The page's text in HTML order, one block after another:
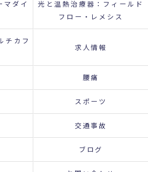
マダイ
光と温熱治療器：フィールド
フロー・レメシス
チカフ
求人情報
腰痛
スポーツ
交通事故
ブログ